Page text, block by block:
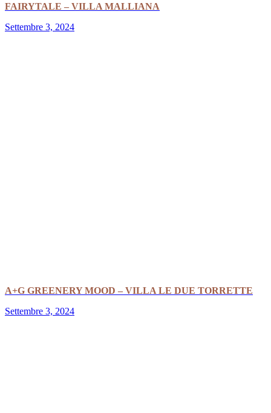
FAIRYTALE – VILLA MALLIANA
Settembre 3, 2024
A+G GREENERY MOOD – VILLA LE DUE TORRETTE
Settembre 3, 2024